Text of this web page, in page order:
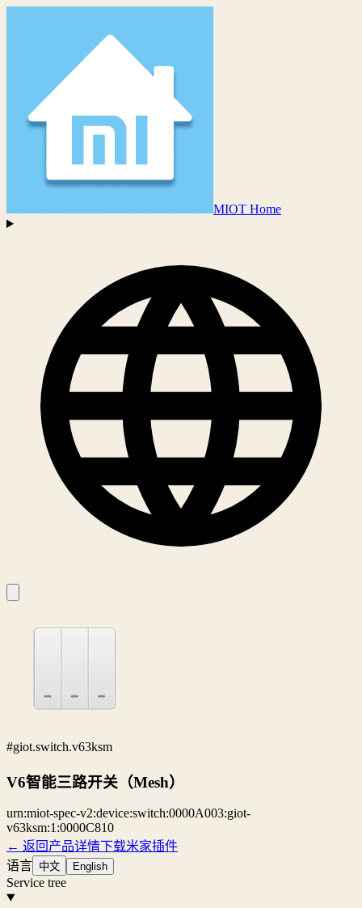
MIOT Home
#giot.switch.v63ksm
V6智能三路开关（Mesh）
urn:miot-spec-v2:device:switch:0000A003:giot-
v63ksm:1:0000C810
← 返回产品详情下载米家插件
语言 中文 English
Service tree